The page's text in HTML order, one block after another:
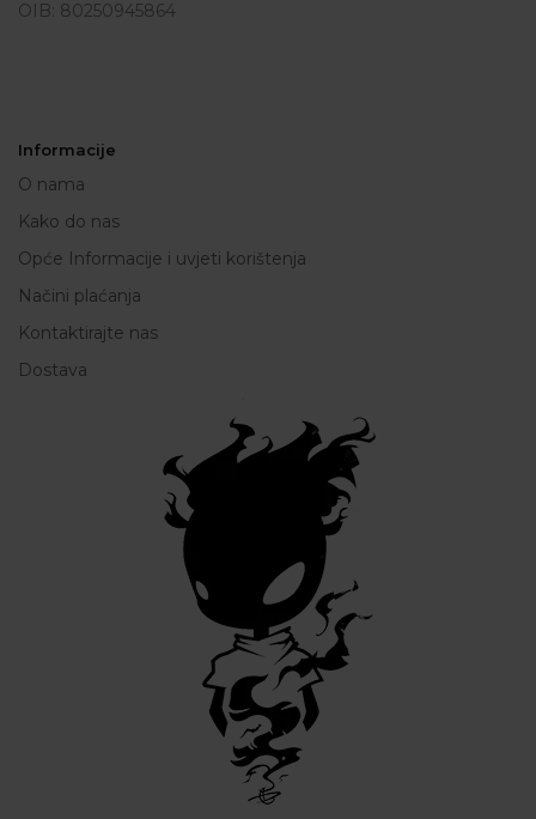
OIB: 80250945864
Informacije
O nama
Kako do nas
Opće Informacije i uvjeti korištenja
Načini plaćanja
Kontaktirajte nas
Dostava